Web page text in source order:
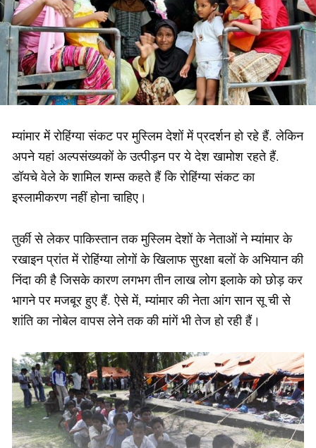
म्यांमार में रोहिंग्या संकट पर मुस्लिम देशों में प्रदर्शन हो रहे हैं. लेकिन
अपने यहां अल्पसंख्यकों के उत्पीड़न पर ये देश खामोश रहते हैं.
डॉयचे वेले के शामिल शम्स कहते हैं कि रोहिंग्या संकट का
इस्लामीकरण नहीं होना चाहिए।
तुर्की से लेकर पाकिस्तान तक मुस्लिम देशों के नेताओं ने म्यांमार के
रखाइन प्रांत में रोहिंग्या लोगों के खिलाफ सुरक्षा बलों के अभियान की
निंदा की है जिसके कारण लगभग तीन लाख लोग इलाके को छोड़ कर
भागने पर मजबूर हुए हैं. ऐसे में, म्यांमार की नेता आंग सान सू ची से
शांति का नोबेल वापस लेने तक की मांगें भी तेज हो रही हैं।